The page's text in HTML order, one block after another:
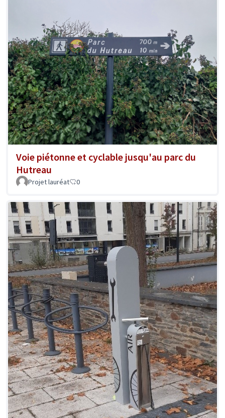
Voie piétonne et cyclable jusqu'au parc du
Hutreau
Projet lauréat 0